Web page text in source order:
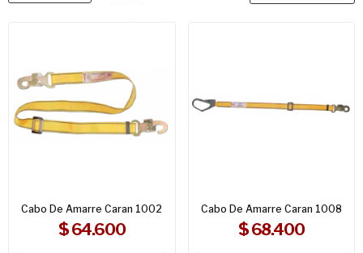
Cabo De Amarre Caran 1002
$ 64.600
Cabo De Amarre Caran 1008
$ 68.400